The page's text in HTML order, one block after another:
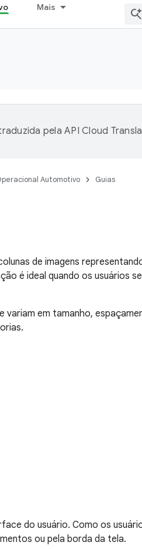
Mais
pela API Cloud
Automotivo Guias
de imagens
é ideal quando os usuários
em tamanho,
do usuário. Como os
ou pela borda da tela.